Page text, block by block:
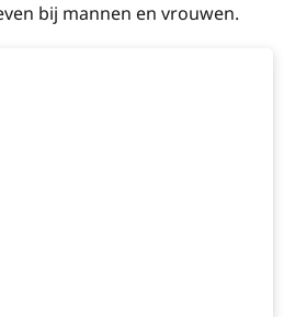
bij mannen en vrouwen.